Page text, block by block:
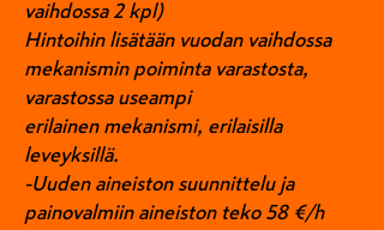
vaihdossa 2 kpl)
Hintoihin lisätään vuodan vaihdossa
mekanismin poiminta varastosta,
varastossa useampi
erilainen mekanismi, erilaisilla
leveyksillä.
-Uuden aineiston suunnittelu ja
painovalmiin aineiston teko 58 €/h